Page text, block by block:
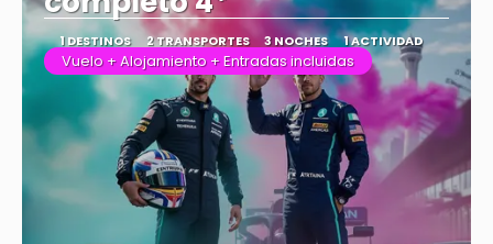
1 DESTINOS 2 TRANSPORTES 3 NOCHES 1 ACTIVIDAD
Vuelo + Alojamiento + Entradas incluidas